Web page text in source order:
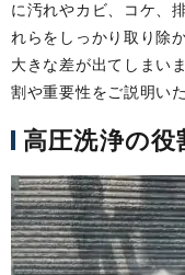
に汚れやカビ、コケ、
れらをしっかり取り除
大きな差が出てしまい
割や重要性をご説明い
高圧洗浄の役